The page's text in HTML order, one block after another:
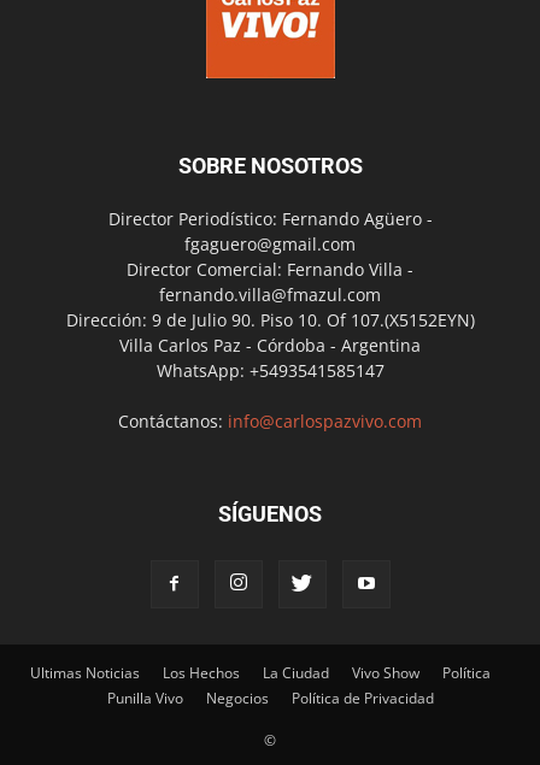
SOBRE NOSOTROS
Director Periodístico: Fernando Agüero -
fgaguero@gmail.com
Director Comercial: Fernando Villa -
fernando.villa@fmazul.com
Dirección: 9 de Julio 90. Piso 10. Of 107.(X5152EYN)
Villa Carlos Paz - Córdoba - Argentina
WhatsApp: +5493541585147
Contáctanos: info@carlospazvivo.com
SÍGUENOS
Ultimas Noticias Los Hechos La Ciudad Vivo Show
Política
Punilla Vivo
Negocios Política de Privacidad
©